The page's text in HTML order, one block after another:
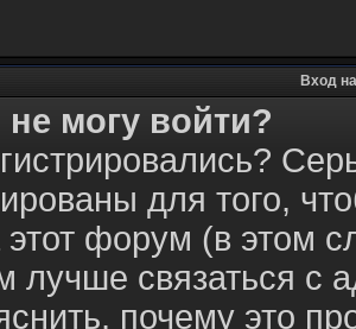
Вход
могу войти?
для того,
этот форум (в этом
лучше связаться с
почему это